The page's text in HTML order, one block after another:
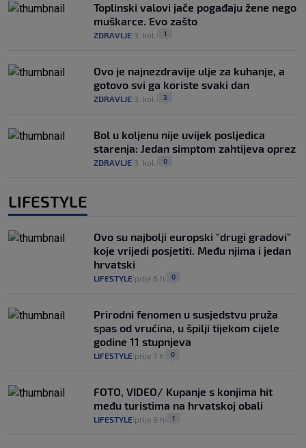
Toplinski valovi jače pogađaju žene nego
muškarce. Evo zašto
ZDRAVLJE 3. kol. 1
Ovo je najnezdravije ulje za kuhanje, a
gotovo svi ga koriste svaki dan
ZDRAVLJE 3. kol. 3
Bol u koljenu nije uvijek posljedica
starenja: Jedan simptom zahtijeva oprez
ZDRAVLJE 3. kol. 0
LIFESTYLE
Ovo su najbolji europski "drugi gradovi"
koje vrijedi posjetiti. Među njima i jedan
hrvatski
LIFESTYLE prije 6 h 0
Prirodni fenomen u susjedstvu pruža
spas od vrućina, u špilji tijekom cijele
godine 11 stupnjeva
LIFESTYLE prije 7 h 0
FOTO, VIDEO/ Kupanje s konjima hit
među turistima na hrvatskoj obali
LIFESTYLE prije 8 h 1